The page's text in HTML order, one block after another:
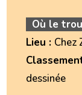
Où le
Lieu : Chez
dessinée